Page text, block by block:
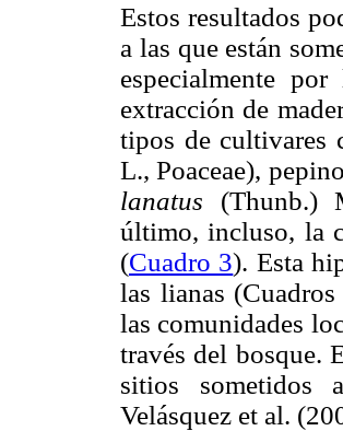
Estos resultados
a las que están
especialmente
extracción de
tipos de
L., Poaceae), pepino
lanatus (Thunb.)
último, incluso, la
(Cuadro 3). Esta
las lianas
las comunidades
través del bosque.
sitios sometidos
Velásquez et al.